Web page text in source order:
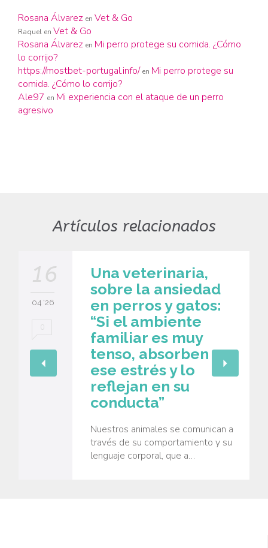
Rosana Álvarez en Vet & Go
Raquel en Vet & Go
Rosana Álvarez en Mi perro protege su comida. ¿Cómo
lo corrijo?
https://mostbet-portugal.info/ en Mi perro protege su
comida. ¿Cómo lo corrijo?
Ale97 en Mi experiencia con el ataque de un perro
agresivo
Artículos relacionados
16
04 '26
0
Una veterinaria,
sobre la ansiedad
en perros y gatos:
“Si el ambiente
familiar es muy
tenso, absorben
ese estrés y lo
reflejan en su
conducta”
Nuestros animales se comunican a
través de su comportamiento y su
lenguaje corporal, que a…